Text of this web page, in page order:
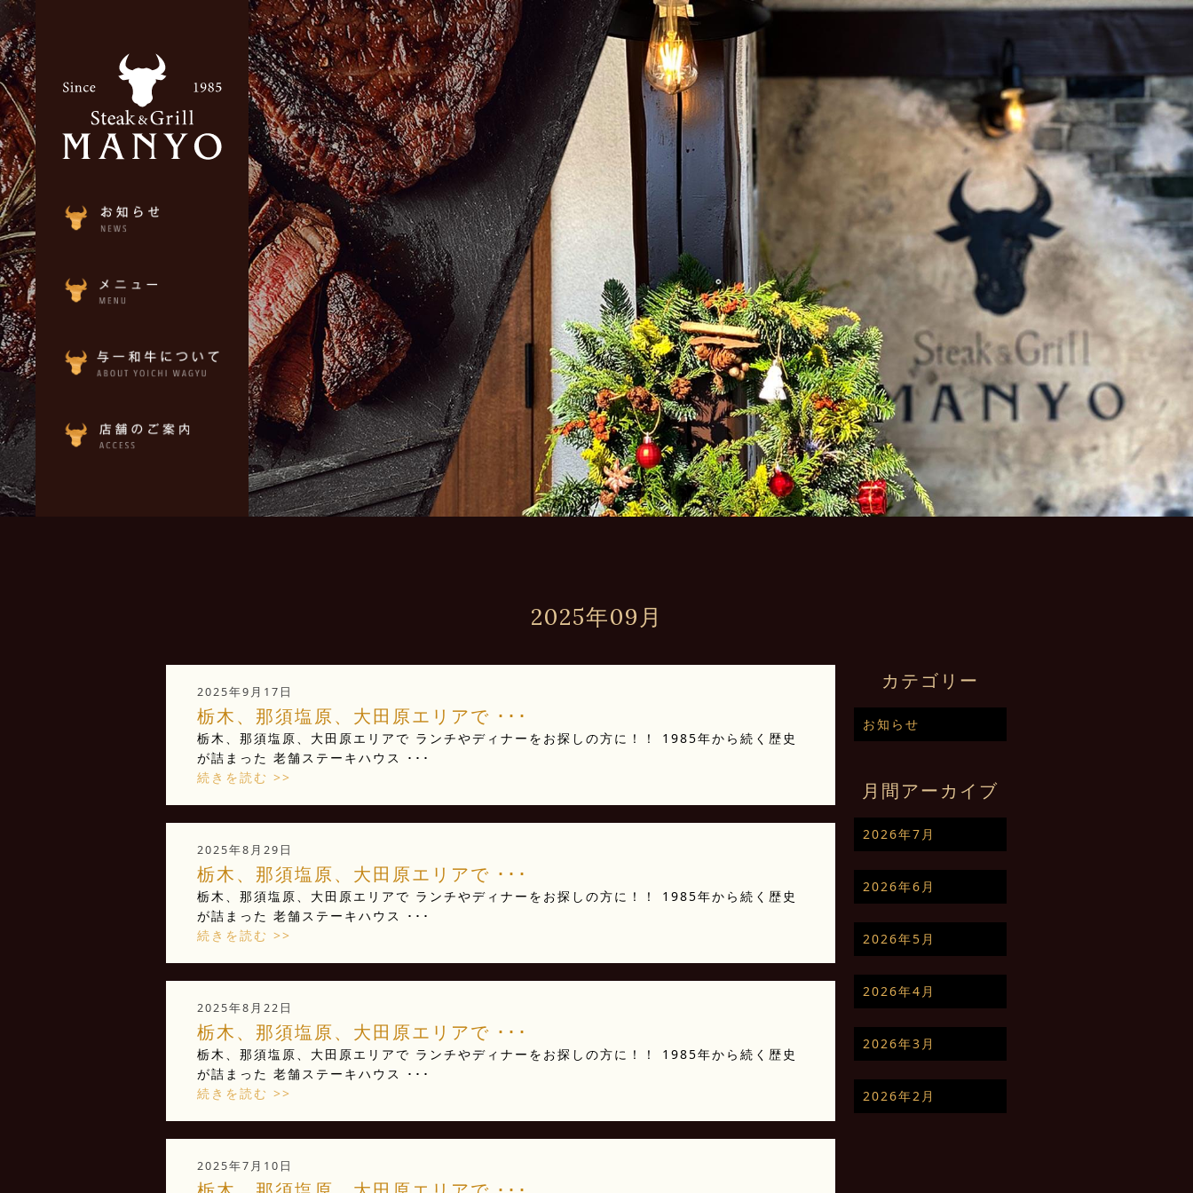
2025年09月
2025年9月17日
栃木、那須塩原、大田原エリアで ･･･
栃木、那須塩原、大田原エリアで ランチやディナーをお探しの方に！！ 1985年から続く歴史
が詰まった 老舗ステーキハウス ･･･
続きを読む >>
2025年8月29日
栃木、那須塩原、大田原エリアで ･･･
栃木、那須塩原、大田原エリアで ランチやディナーをお探しの方に！！ 1985年から続く歴史
が詰まった 老舗ステーキハウス ･･･
続きを読む >>
2025年8月22日
栃木、那須塩原、大田原エリアで ･･･
栃木、那須塩原、大田原エリアで ランチやディナーをお探しの方に！！ 1985年から続く歴史
が詰まった 老舗ステーキハウス ･･･
続きを読む >>
2025年7月10日
カテゴリー
お知らせ
月間アーカイブ
2026年7月
2026年6月
2026年5月
2026年4月
2026年3月
2026年2月